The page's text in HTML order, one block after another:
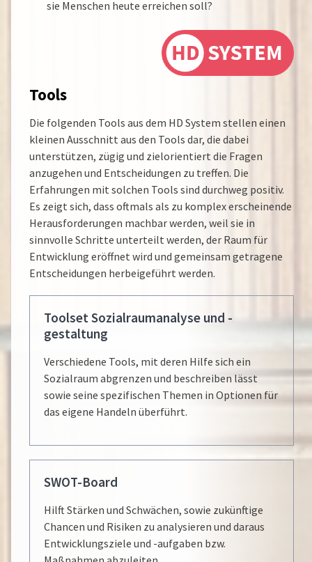
sie Menschen heute erreichen soll?
Tools
Die folgenden Tools aus dem HD System stellen einen
kleinen Ausschnitt aus den Tools dar, die dabei
unterstützen, zügig und zielorientiert die Fragen
anzugehen und Entscheidungen zu treffen. Die
Erfahrungen mit solchen Tools sind durchweg positiv.
Es zeigt sich, dass oftmals als zu komplex erscheinende
Herausforderungen machbar werden, weil sie in
sinnvolle Schritte unterteilt werden, der Raum für
Entwicklung eröffnet wird und gemeinsam getragene
Entscheidungen herbeigeführt werden.
Toolset Sozialraumanalyse und -
gestaltung
Verschiedene Tools, mit deren Hilfe sich ein
Sozialraum abgrenzen und beschreiben lässt
sowie seine spezifischen Themen in Optionen für
das eigene Handeln überführt.
SWOT-Board
Hilft Stärken und Schwächen, sowie zukünftige
Chancen und Risiken zu analysieren und daraus
Entwicklungsziele und -aufgaben bzw.